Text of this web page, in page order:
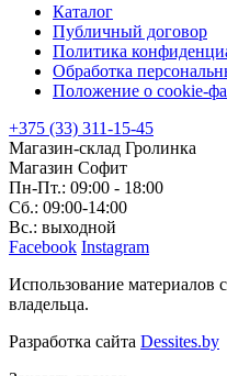
Каталог
Публичный договор
Политика
Обработка
Положение о cookie-
+375 (33) 311-15-45
Магазин-склад Гролинка
Магазин Софит
Пн-Пт.: 09:00 - 18:00
Сб.: 09:00-14:00
Вс.: выходной
Facebook Instagram
Использование материалов
владельца.
Разработка сайта Dessites.by